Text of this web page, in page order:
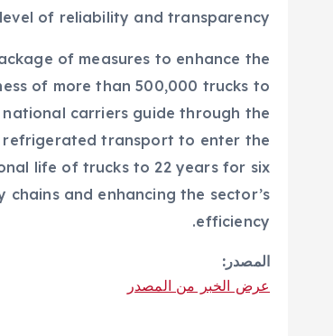
of reliability and transparency.
of measures to enhance the
of more than 500,000 trucks to
carriers guide through the
refrigerated transport to enter the
life of trucks to 22 years for six
and enhancing the sector’s
efficiency.
المصدر:
عرض الخبر من المصدر